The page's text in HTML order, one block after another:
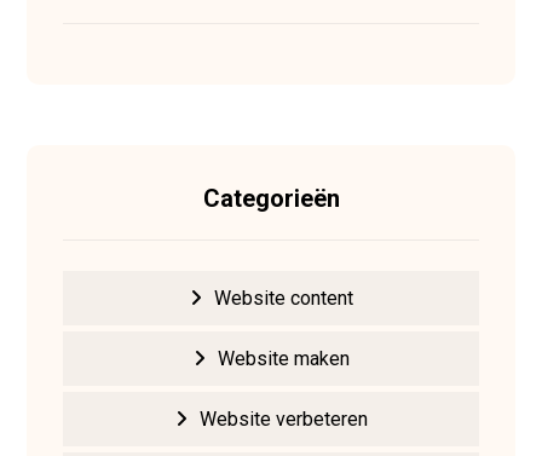
Categorieën
Website content
Website maken
Website verbeteren